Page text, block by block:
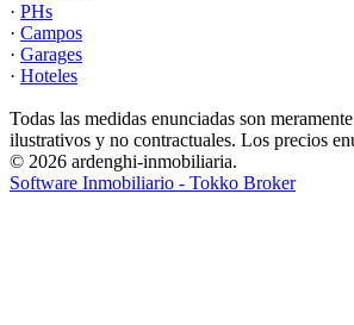
· PHs
· Campos
· Garages
· Hoteles
Todas las medidas enunciadas son
ilustrativos y no contractuales. Los precios
© 2026 ardenghi-inmobiliaria.
Software Inmobiliario - Tokko Broker